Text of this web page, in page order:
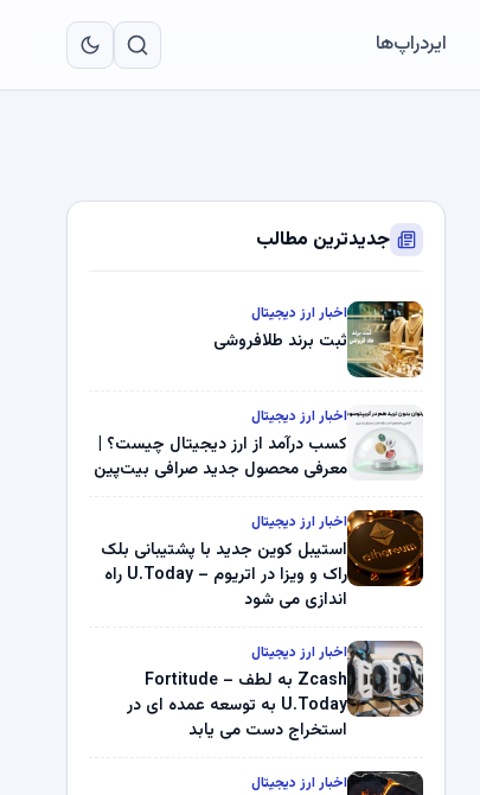
ایردراپ‌ها
جدیدترین مطالب
اخبار ارز دیجیتال
ثبت برند طلافروشی
اخبار ارز دیجیتال
کسب درآمد از ارز دیجیتال چیست؟ |
معرفی محصول جدید صرافی بیت‌پین
اخبار ارز دیجیتال
استیبل کوین جدید با پشتیبانی بلک
راک و ویزا در اتریوم – U.Today راه
اندازی می شود
اخبار ارز دیجیتال
Zcash به لطف Fortitude –
U.Today به توسعه عمده ای در
استخراج دست می یابد
اخبار ارز دیجیتال